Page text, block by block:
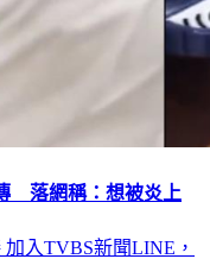
落網稱：想被炎上
加入TVBS新聞LINE，